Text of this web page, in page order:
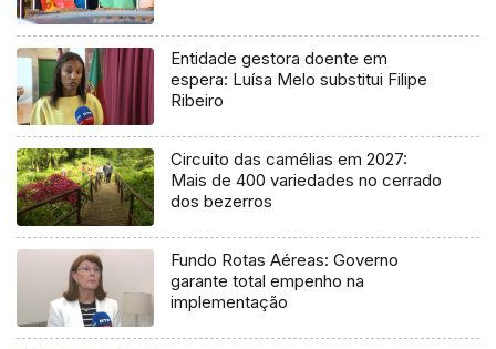
Entidade gestora doente em
espera: Luísa Melo substitui Filipe
Ribeiro
Circuito das camélias em 2027:
Mais de 400 variedades no cerrado
dos bezerros
Fundo Rotas Aéreas: Governo
garante total empenho na
implementação